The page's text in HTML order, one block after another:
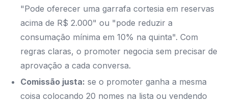
"Pode oferecer uma garrafa cortesia em reservas
acima de R$ 2.000" ou "pode reduzir a
consumação mínima em 10% na quinta". Com
regras claras, o promoter negocia sem precisar de
aprovação a cada conversa.
Comissão justa: se o promoter ganha a mesma
coisa colocando 20 nomes na lista ou vendendo